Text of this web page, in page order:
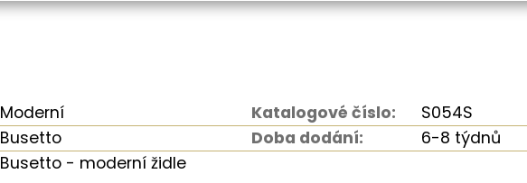
Moderní Katalogové číslo:
S054S
Busetto Doba dodání:
6-8 týdnů
Busetto - moderní židle